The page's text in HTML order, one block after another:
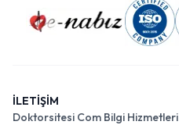
İLETİŞİM
Doktorsitesi Com Bilgi Hizmetleri